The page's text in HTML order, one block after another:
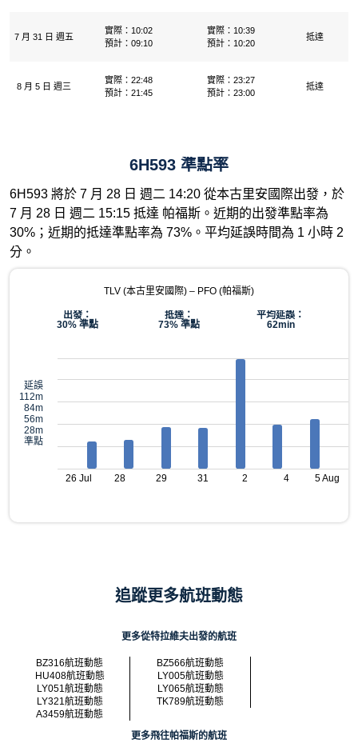
7 月 31 日 週五
實際：10:02
預計：09:10
實際：10:39
預計：10:20
抵達
8 月 5 日 週三
實際：22:48
預計：21:45
實際：23:27
預計：23:00
抵達
6H593 準點率
6H593 將於 7 月 28 日 週二 14:20 從本古里安國際出發，於
7 月 28 日 週二 15:15 抵達 帕福斯。近期的出發準點率為
30%；近期的抵達準點率為 73%。平均延誤時間為 1 小時 2
分。
TLV (本古里安國際) – PFO (帕福斯)
出發：
30% 準點
抵達：
73% 準點
平均延誤：
62min
延誤
112m
84m
56m
28m
準點
26 Jul 28 29 31 2 4 5 Aug
追蹤更多航班動態
更多從特拉維夫出發的航班
BZ316航班動態
BZ566航班動態
HU408航班動態
LY005航班動態
LY051航班動態
LY065航班動態
LY321航班動態
TK789航班動態
A3459航班動態
更多飛往帕福斯的航班